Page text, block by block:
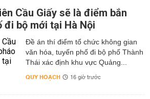
Cầu Giấy sẽ là điểm bắn
đi bộ mới tại Hà Nội
Đề án thí điểm tổ chức không gian
văn hóa, tuyến phố đi bộ phố Thành
Thái xác định khu vực Quảng...
QUY HOẠCH 16 giờ trước